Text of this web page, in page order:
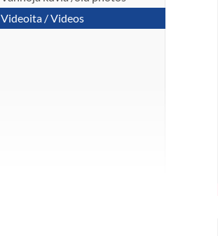
Videoita / Videos